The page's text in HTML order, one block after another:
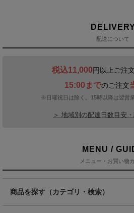
DELIVERY
配送について
税込11,000円以上ご注
15:00までのご注文
※日曜祝日は除く。15時以降は翌営
＞ 地域別の配達日数目安
MENU /
メニュー・お買い物
商品を探す（カテゴリ・検索）